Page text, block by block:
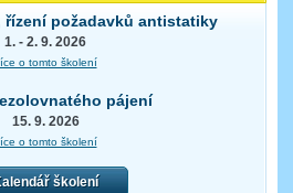
řízení požadavků antistatiky
1. - 2. 9. 2026
o tomto školení
pájení
15. 9. 2026
o tomto školení
školení